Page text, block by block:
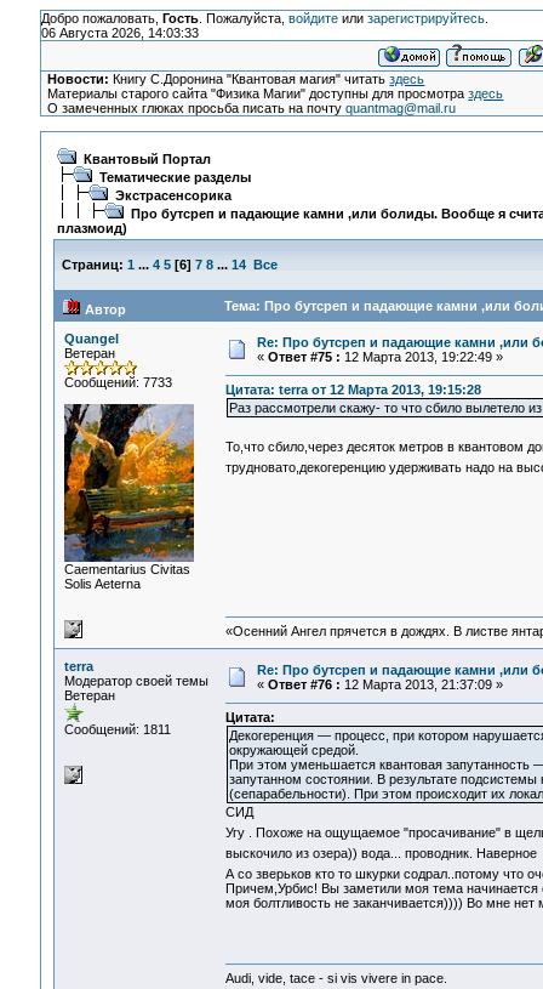
Добро пожаловать, Гость. Пожалуйста, войдитеили зарегистрируйтесь.
06 Августа 2026, 14:03:33
Новости: Книгу С.Доронина "Квантовая магия" читатьздесь
Материалы старого сайта "Физика Магии" доступны для просмотраздесь
О замеченных глюках просьба писать на почтуquantmag@mail.ru
Квантовый Портал
Тематические разделы
Экстрасенсорика
Про бутсреп и падающие камни ,или болиды. Вообще я
плазмоид)
Страниц: 1 ... 4 5[6] 7 8 ... 14 Все
Автор Тема: Про бутсреп и падающие камни ,или
Quangel
Ветеран
Сообщений: 7733
Сaementarius Civitas
Solis Aeterna
Re: Про бутсреп и падающие камни ,или
« Ответ #75 : 12 Марта 2013, 19:22:49 »
Цитата: terra от 12 Марта 2013, 19:15:28
Раз рассмотрели скажу- то что сбило вылетело
То,что сбило,через десяток метров в квантовом
трудновато,декогеренцию удерживать надо на
«Осенний Ангел прячется в дождях. В листве
terra
Модератор своей темы
Ветеран
Сообщений: 1811
Re: Про бутсреп и падающие камни ,или
« Ответ #76 : 12 Марта 2013, 21:37:09 »
Цитата:
Декогеренция — процесс, при котором
окружающей средой.
При этом уменьшается квантовая запутанность
запутанном состоянии. В результате подсистемы
(сепарабельности). При этом происходит их
СИД
Угу . Похоже на ощущаемое "просачивание" в
выскочило из озера)) вода... проводник. Наверное
А со зверьков кто то шкурки содрал..потому что
Причем,Урбис! Вы заметили моя тема начинается
моя болтливость не заканчивается)))) Во мне
Audi, vide, tace - si vis vivere in pace.